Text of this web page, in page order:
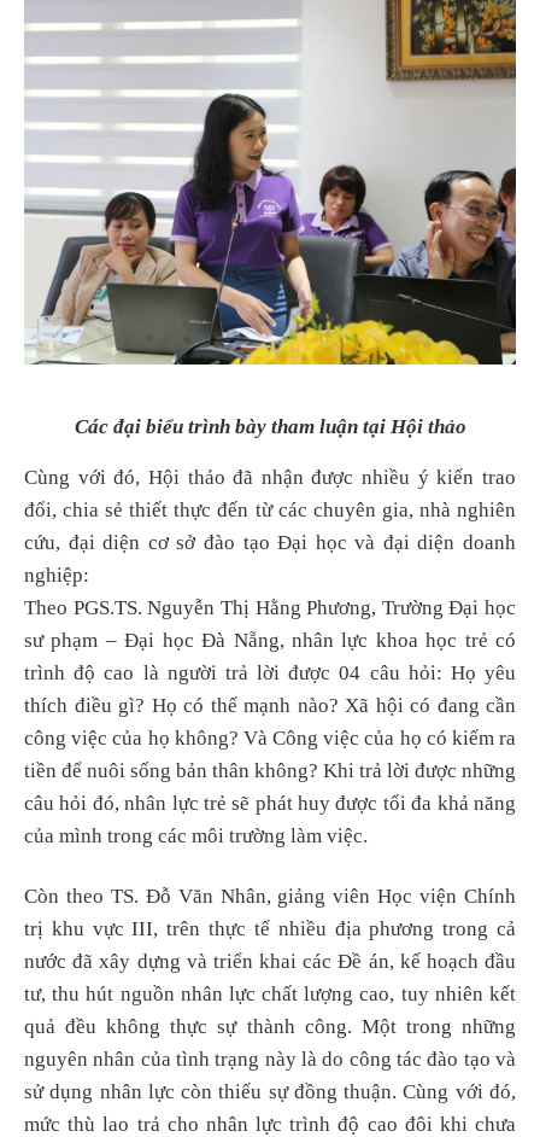
Các đại biểu trình bày tham luận tại Hội thảo
Cùng với đó, Hội thảo đã nhận được nhiều ý kiến trao
đổi, chia sẻ thiết thực đến từ các chuyên gia, nhà nghiên
cứu, đại diện cơ sở đào tạo Đại học và đại diện doanh
nghiệp:
Theo PGS.TS. Nguyễn Thị Hằng Phương, Trường Đại học
sư phạm – Đại học Đà Nẵng, nhân lực khoa học trẻ có
trình độ cao là người trả lời được 04 câu hỏi: Họ yêu
thích điều gì? Họ có thế mạnh nào? Xã hội có đang cần
công việc của họ không? Và Công việc của họ có kiếm ra
tiền để nuôi sống bản thân không? Khi trả lời được những
câu hỏi đó, nhân lực trẻ sẽ phát huy được tối đa khả năng
của mình trong các môi trường làm việc.
Còn theo TS. Đỗ Văn Nhân, giảng viên Học viện Chính
trị khu vực III, trên thực tế nhiều địa phương trong cả
nước đã xây dựng và triển khai các Đề án, kế hoạch đầu
tư, thu hút nguồn nhân lực chất lượng cao, tuy nhiên kết
quả đều không thực sự thành công. Một trong những
nguyên nhân của tình trạng này là do công tác đào tạo và
sử dụng nhân lực còn thiếu sự đồng thuận. Cùng với đó,
mức thù lao trả cho nhân lực trình độ cao đôi khi chưa